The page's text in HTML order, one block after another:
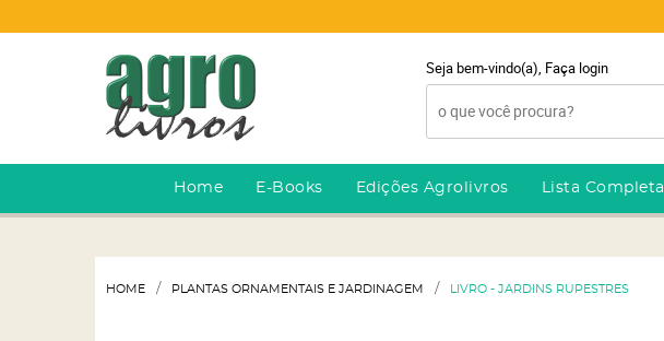
Seja bem-vindo(a), Faça login
Home E-Books Edições Agrolivros Lista Completa
HOME PLANTAS ORNAMENTAIS E JARDINAGEM LIVRO - JARDINS RUPESTRES